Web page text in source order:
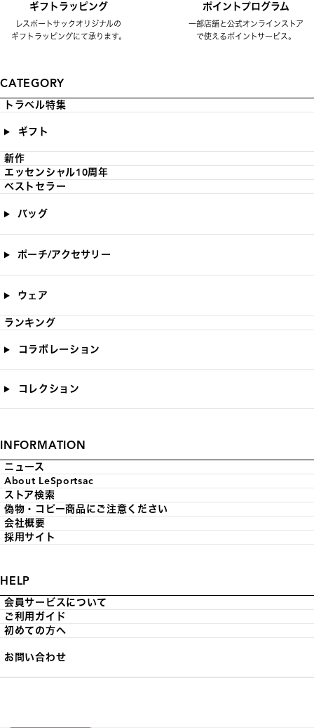
ギフトラッピング
レスポートサックオリジナルの
ギフトラッピングにて承ります。
ポイントプログラム
一部店舗と公式オンラインストア
で使えるポイントサービス。
CATEGORY
トラベル特集
ギフト
新作
エッセンシャル10周年
ベストセラー
バッグ
ポーチ/アクセサリー
ウェア
ランキング
コラボレーション
コレクション
INFORMATION
ニュース
About LeSportsac
ストア検索
偽物・コピー商品にご注意ください
会社概要
採用サイト
HELP
会員サービスについて
ご利用ガイド
初めての方へ
お問い合わせ